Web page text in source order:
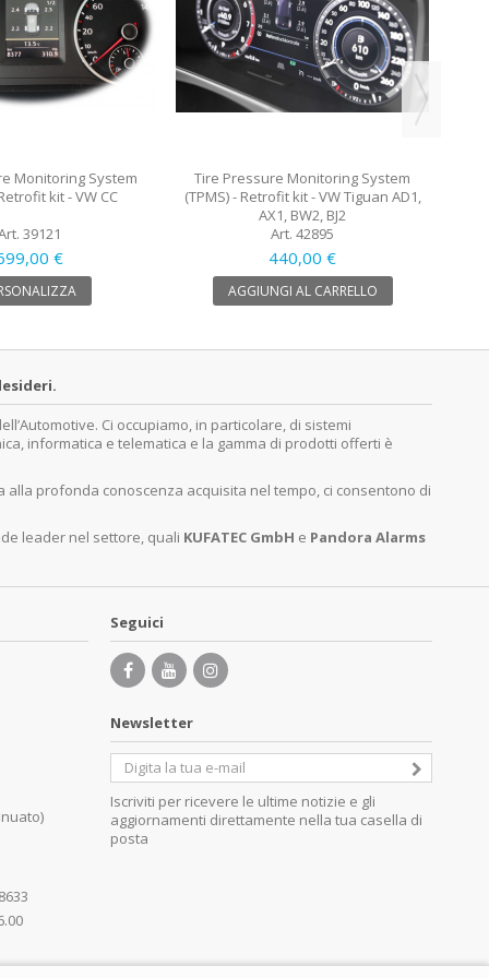
Monitoring System
kit - VW CC
39121
€
Tire Pressure Monitoring System
(TPMS) - Retrofit kit - VW Tiguan AD1,
AX1, BW2, BJ2
Art. 42895
440,00 €
AGGIUNGI AL CARRELLO
Ci occupiamo, in particolare, di sistemi
informatica e telematica e la gamma di prodotti offerti è
profonda conoscenza acquisita nel tempo, ci consentono di
leader nel settore, quali KUFATEC GmbH e Pandora Alarms
Seguici
Newsletter
Iscriviti per ricevere le ultime notizie e gli
aggiornamenti direttamente nella tua casella di
posta